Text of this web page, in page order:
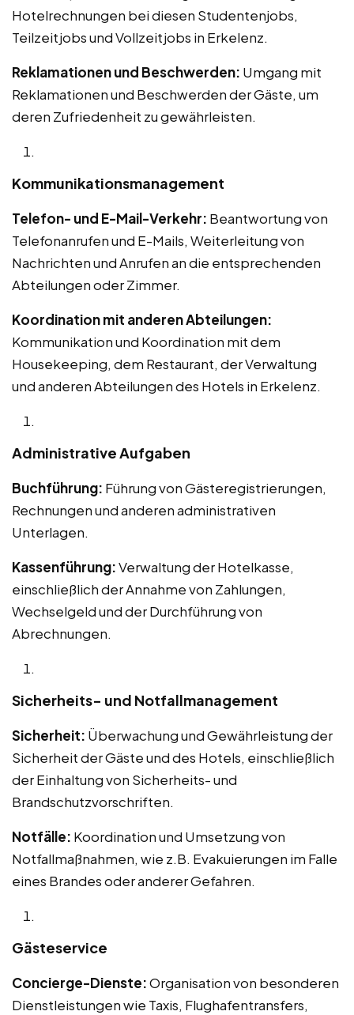
Hotelrechnungen bei diesen Studentenjobs,
Teilzeitjobs und Vollzeitjobs in Erkelenz.
Reklamationen und Beschwerden: Umgang mit
Reklamationen und Beschwerden der Gäste, um
deren Zufriedenheit zu gewährleisten.
Kommunikationsmanagement
Telefon- und E-Mail-Verkehr: Beantwortung von
Telefonanrufen und E-Mails, Weiterleitung von
Nachrichten und Anrufen an die entsprechenden
Abteilungen oder Zimmer.
Koordination mit anderen Abteilungen:
Kommunikation und Koordination mit dem
Housekeeping, dem Restaurant, der Verwaltung
und anderen Abteilungen des Hotels in Erkelenz.
Administrative Aufgaben
Buchführung: Führung von Gästeregistrierungen,
Rechnungen und anderen administrativen
Unterlagen.
Kassenführung:Verwaltung der Hotelkasse,
einschließlich der Annahme von Zahlungen,
Wechselgeld und der Durchführung von
Abrechnungen.
Sicherheits- und Notfallmanagement
Sicherheit: Überwachung und Gewährleistung der
Sicherheit der Gäste und des Hotels, einschließlich
der Einhaltung von Sicherheits- und
Brandschutzvorschriften.
Notfälle: Koordination und Umsetzung von
Notfallmaßnahmen, wie z.B. Evakuierungen im Falle
eines Brandes oder anderer Gefahren.
Gästeservice
Concierge-Dienste:Organisation von besonderen
Dienstleistungen wie Taxis, Flughafentransfers,